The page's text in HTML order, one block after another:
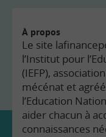
À propos
Le site
l’Institut pour
(IEFP),
mécénat et
l’Education
aider chacun à
connaissances